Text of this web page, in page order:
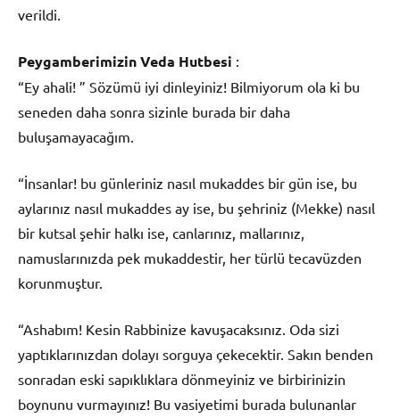
verildi.
Peygamberimizin Veda Hutbesi :
“Ey ahali! ” Sözümü iyi dinleyiniz! Bilmiyorum ola ki bu
seneden daha sonra sizinle burada bir daha
buluşamayacağım.
“İnsanlar! bu günleriniz nasıl mukaddes bir gün ise, bu
aylarınız nasıl mukaddes ay ise, bu şehriniz (Mekke) nasıl
bir kutsal şehir halkı ise, canlarınız, mallarınız,
namuslarınızda pek mukaddestir, her türlü tecavüzden
korunmuştur.
“Ashabım! Kesin Rabbinize kavuşacaksınız. Oda sizi
yaptıklarınızdan dolayı sorguya çekecektir. Sakın benden
sonradan eski sapıklıklara dönmeyiniz ve birbirinizin
boynunu vurmayınız! Bu vasiyetimi burada bulunanlar